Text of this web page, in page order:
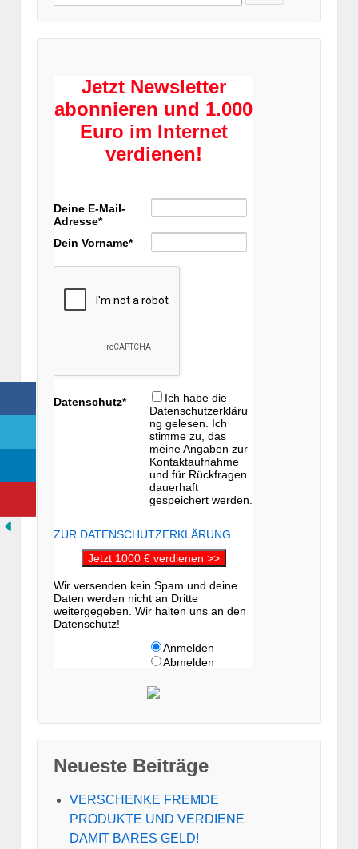
for:
Jetzt Newsletter
abonnieren und 1.000
Euro im Internet
verdienen!
Deine E-Mail-
Adresse*
Dein Vorname*
Datenschutz*
Ich habe die
Datenschutzerkläru
ng gelesen. Ich
stimme zu, das
meine Angaben zur
Kontaktaufnahme
und für Rückfragen
dauerhaft
gespeichert werden.
ZUR DATENSCHUTZERKLÄRUNG
Jetzt 1000 € verdienen >>
Wir versenden kein Spam und deine
Daten werden nicht an Dritte
weitergegeben. Wir halten uns an den
Datenschutz!
Anmelden
Abmelden
Neueste Beiträge
VERSCHENKE FREMDE
PRODUKTE UND VERDIENE
DAMIT BARES GELD!